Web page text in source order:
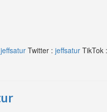
jeffsaturTwitter : jeffsaturTikTok :